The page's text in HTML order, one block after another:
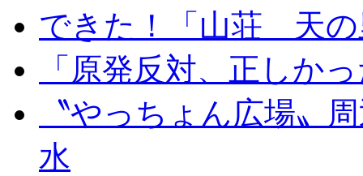
できた！「山荘 天の
「原発反対、正しか
〝やっちょん広場〟
水